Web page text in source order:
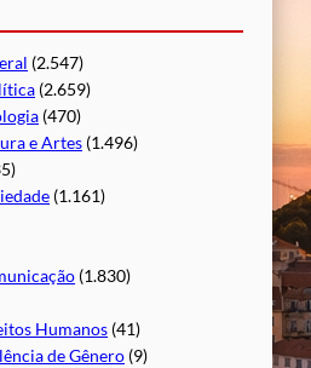
(2.547)
(2.659)
(470)
e Artes (1.496)
(1.161)
(1.830)
Humanos (41)
de Gênero (9)